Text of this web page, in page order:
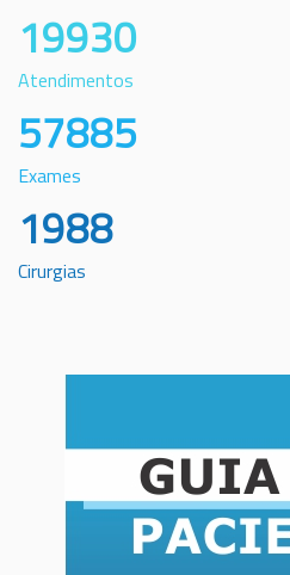
19930
Atendimentos
57885
Exames
1988
Cirurgias